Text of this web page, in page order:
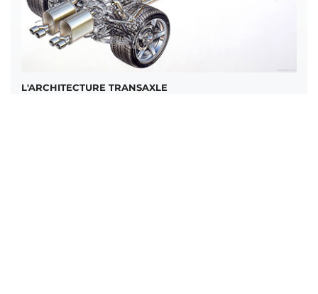
L'ARCHITECTURE TRANSAXLE